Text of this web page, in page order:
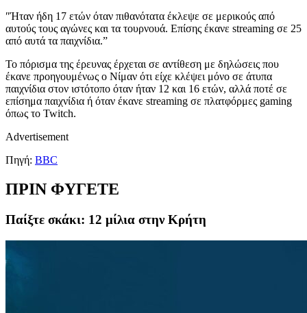
″Ήταν ήδη 17 ετών όταν πιθανότατα έκλεψε σε μερικούς από
αυτούς τους αγώνες και τα τουρνουά. Επίσης έκανε streaming σε 25
από αυτά τα παιχνίδια.”
Το πόρισμα της έρευνας έρχεται σε αντίθεση με δηλώσεις που
έκανε προηγουμένως ο Νίμαν ότι είχε κλέψει μόνο σε άτυπα
παιχνίδια στον ιστότοπο όταν ήταν 12 και 16 ετών, αλλά ποτέ σε
επίσημα παιχνίδια ή όταν έκανε streaming σε πλατφόρμες gaming
όπως το Twitch.
Advertisement
Πηγή: BBC
ΠΡΙΝ ΦΥΓΕΤΕ
Παίξτε σκάκι: 12 μίλια στην Κρήτη